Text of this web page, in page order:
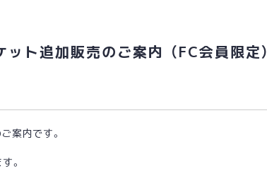
追加販売のご案内 （FC会員限定）
案内です。
。